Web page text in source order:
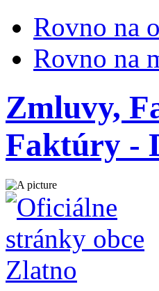
Rovno na
Rovno na
Zmluvy,
Faktúry -